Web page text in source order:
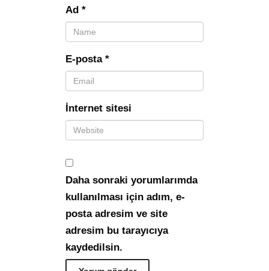
Ad *
E-posta *
İnternet sitesi
Daha sonraki yorumlarımda
kullanılması için adım, e-
posta adresim ve site
adresim bu tarayıcıya
kaydedilsin.